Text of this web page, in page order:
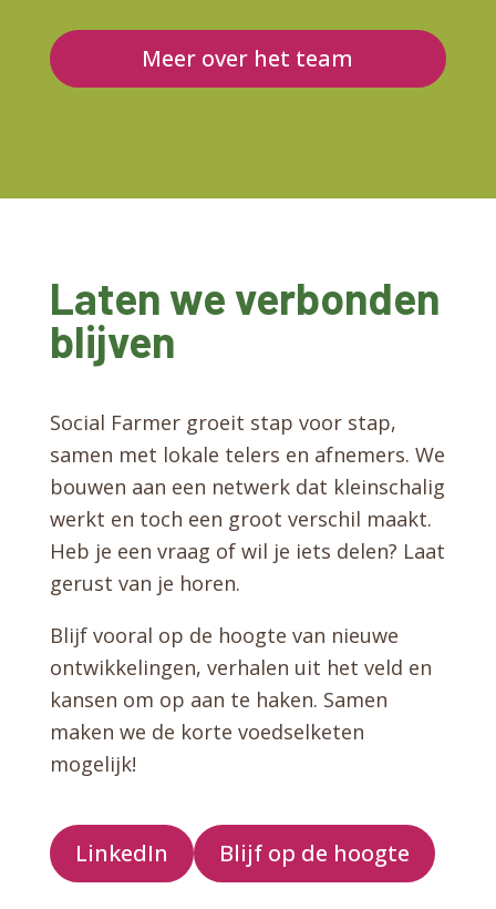
Meer over het team
Laten we verbonden
blijven
Social Farmer groeit stap voor stap,
samen met lokale telers en afnemers. We
bouwen aan een netwerk dat kleinschalig
werkt en toch een groot verschil maakt.
Heb je een vraag of wil je iets delen? Laat
gerust van je horen.
Blijf vooral op de hoogte van nieuwe
ontwikkelingen, verhalen uit het veld en
kansen om op aan te haken. Samen
maken we de korte voedselketen
mogelijk!
LinkedIn Blijf op de hoogte